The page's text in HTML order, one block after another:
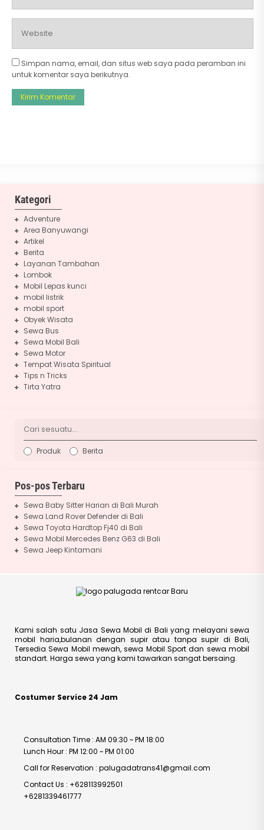
Simpan nama, email, dan situs web saya pada peramban ini
untuk komentar saya berikutnya.
Kategori
Adventure
Area Banyuwangi
Artikel
Berita
Layanan Tambahan
Lombok
Mobil Lepas kunci
mobil listrik
mobil sport
Obyek Wisata
Sewa Bus
Sewa Mobil Bali
Sewa Motor
Tempat Wisata Spiritual
Tips n Tricks
Tirta Yatra
Produk Berita
Pos-pos Terbaru
Sewa Baby Sitter Harian di Bali Murah
Sewa Land Rover Defender di Bali
Sewa Toyota Hardtop Fj40 di Bali
Sewa Mobil Mercedes Benz G63 di Bali
Sewa Jeep Kintamani
Kami salah satu Jasa Sewa Mobil di Bali yang melayani sewa
mobil haria,bulanan dengan supir atau tanpa supir di Bali,
Tersedia Sewa Mobil mewah, sewa Mobil Sport dan sewa mobil
standart. Harga sewa yang kami tawarkan sangat bersaing.
Costumer Service 24 Jam
Consultation Time : AM 09:30 ~ PM 18:00
Lunch Hour : PM 12:00 ~ PM 01:00
Call for Reservation : palugadatrans41@gmail.com
Contact Us : +628113992501
+6281339461777